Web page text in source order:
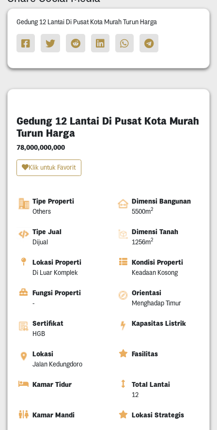
Gedung 12 Lantai Di Pusat Kota Murah Turun Harga
Gedung 12 Lantai Di Pusat Kota Murah
Turun Harga
78,000,000,000
Klik untuk Favorit
Tipe Properti
Others
Dimensi Bangunan
5500m2
Tipe Jual
Dijual
Dimensi Tanah
1256m2
Lokasi Properti
Di Luar Komplek
Kondisi Properti
Keadaan Kosong
Fungsi Properti
-
Orientasi
Menghadap Timur
Sertifikat
HGB
Kapasitas Listrik
Lokasi
Jalan Kedungdoro
Fasilitas
Kamar Tidur Total Lantai
12
Kamar Mandi Lokasi Strategis